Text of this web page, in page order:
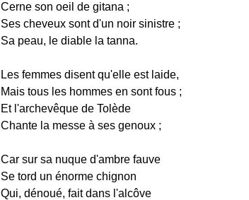
Cerne son oeil de gitana ;
Ses cheveux sont d'un noir sinistre ;
Sa peau, le diable la tanna.
Les femmes disent qu'elle est laide,
Mais tous les hommes en sont fous ;
Et l'archevêque de Tolède
Chante la messe à ses genoux ;
Car sur sa nuque d'ambre fauve
Se tord un énorme chignon
Qui, dénoué, fait dans l'alcôve